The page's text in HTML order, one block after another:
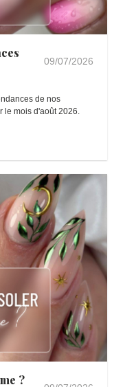
09/07/2026
de nos
le mois d'août 2026.
?